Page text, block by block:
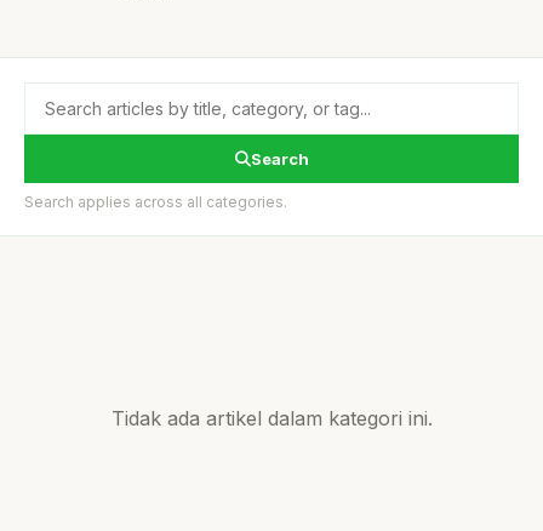
Search
Search applies across all categories.
Tidak ada artikel dalam kategori ini.